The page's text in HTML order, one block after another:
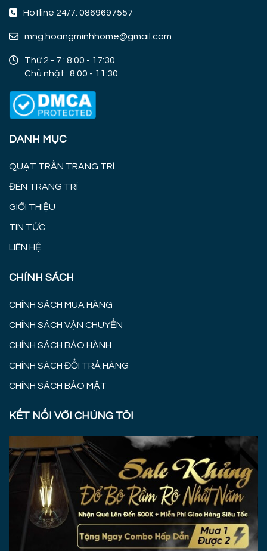
Hotline 24/7: 0869697557
mng.hoangminhhome@gmail.com
Thứ 2 - 7 : 8:00 - 17:30
Chủ nhật : 8:00 - 11:30
DANH MỤC
QUẠT TRẦN TRANG TRÍ
ĐÈN TRANG TRÍ
GIỚI THIỆU
TIN TỨC
LIÊN HỆ
CHÍNH SÁCH
CHÍNH SÁCH MUA HÀNG
CHÍNH SÁCH VẬN CHUYỂN
CHÍNH SÁCH BẢO HÀNH
CHÍNH SÁCH ĐỔI TRẢ HÀNG
CHÍNH SÁCH BẢO MẬT
KẾT NỐI VỚI CHÚNG TÔI